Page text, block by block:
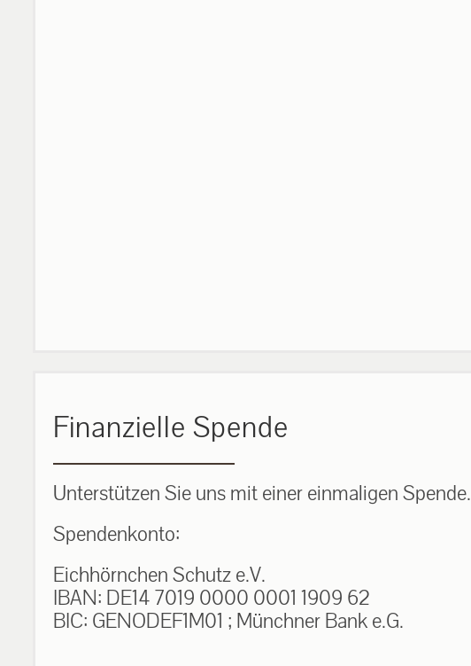
Finanzielle Spende
Unterstützen Sie uns mit einer einmaligen Spende.
Spendenkonto:
Eichhörnchen Schutz e.V.
IBAN: DE14 7019 0000 0001 1909 62
BIC: GENODEF1M01 ; Münchner Bank e.G.